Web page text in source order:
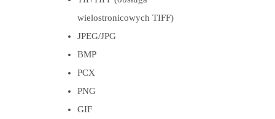
wielostronicowych TIFF)
JPEG/JPG
BMP
PCX
PNG
GIF